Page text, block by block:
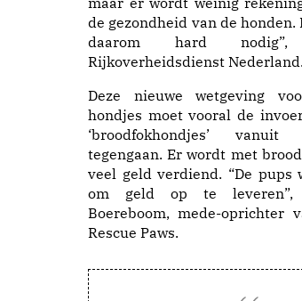
de gezondheid van de
daarom hard
Rijkoverheidsdienst Nederland.
Deze nieuwe wetgeving
hondjes moet vooral de
‘broodfokhondjes’ vanuit
tegengaan. Er wordt met
veel geld verdiend. “De pups
om geld op te leveren”,
Boereboom, mede-oprichter
Rescue Paws.